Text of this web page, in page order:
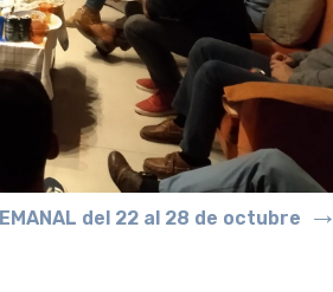
del 22 al 28 de octubre →